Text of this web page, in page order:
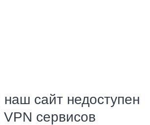
сайт недоступен
сервисов